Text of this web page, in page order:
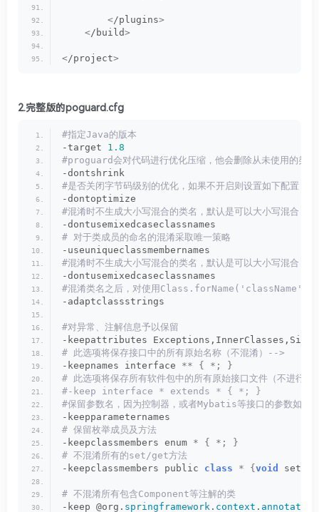
</plugins>
</build>
</project>
2.完整版的poguard.cfg
#指定Java的版本
-target 1.8
#proguard会对代码进行优化压缩，他会删除从未使用的类或
-dontshrink
#是否关闭字节码级别的优化，如果不开启则设置如下配置
-dontoptimize
#混淆时不生成大小写混合的类名，默认是可以大小写混合
-dontusemixedcaseclassnames
# 对于类成员的命名的混淆采取唯一策略
-useuniqueclassmembernames
#混淆时不生成大小写混合的类名，默认是可以大小写混合
-dontusemixedcaseclassnames
#混淆类名之后，对使用Class.forName('className')之
-adaptclassstrings
#对异常、注解信息予以保留
-keepattributes
# 此选项将保存接口中的所有原始名称（不混淆）-->
-keepnames interface ** { *;
}
# 此选项将保存所有软件包中的所有原始接口文件（不进行混
#-keep interface * extends * { *; }
#保留参数名，因为控制器，或者Mybatis等接口的参数如果
-keepparameternames
# 保留枚举成员及方法
-keepclassmembers enum * { *;
}
# 不混淆所有的set/get方法
-keepclassmembers public class * { void set*
# 不混淆所有包含Component等注解的类
-keep @org. springframework . context . annotation